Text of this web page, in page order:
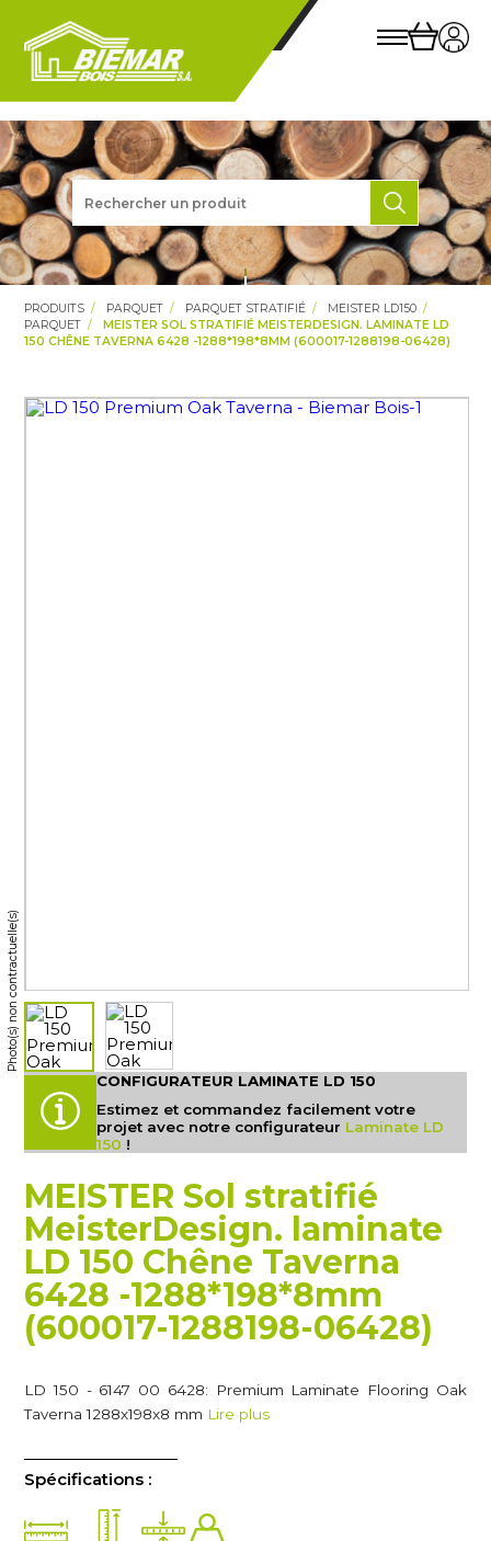
PRODUITS PARQUET PARQUET STRATIFIÉ
MEISTER LD150
PARQUET
MEISTER SOL STRATIFIÉ MEISTERDESIGN. LAMINATE LD
150 CHÊNE TAVERNA 6428 -1288*198*8MM (600017-1288198-06428)
Photo(s) non contractuelle(s)
CONFIGURATEUR LAMINATE LD 150
Estimez et commandez facilement votre
projet avec notre configurateur Laminate LD
150 !
MEISTER Sol stratifié
MeisterDesign. laminate
LD 150 Chêne Taverna
6428 -1288*198*8mm
(600017-1288198-06428)
LD 150 - 6147 00 6428: Premium Laminate Flooring Oak
Taverna 1288x198x8 mm Lire plus
Spécifications :